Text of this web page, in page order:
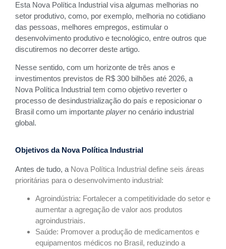
Esta Nova Política Industrial visa algumas melhorias no
setor produtivo, como, por exemplo, melhoria no cotidiano
das pessoas, melhores empregos, estimular o
desenvolvimento produtivo e tecnológico, entre outros que
discutiremos no decorrer deste artigo.
Nesse sentido, com um horizonte de três anos e
investimentos previstos de R$ 300 bilhões até 2026, a
Nova Política Industrial tem como objetivo reverter o
processo de desindustrialização do país e reposicionar o
Brasil como um importante playerno cenário industrial
global.
Objetivos da Nova Política Industrial
Antes de tudo, a Nova Política Industrial define seis áreas
prioritárias para o desenvolvimento industrial:
Agroindústria: Fortalecer a competitividade do setor e
aumentar a agregação de valor aos produtos
agroindustriais.
Saúde: Promover a produção de medicamentos e
equipamentos médicos no Brasil, reduzindo a